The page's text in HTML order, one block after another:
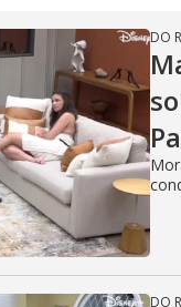
DO
DO